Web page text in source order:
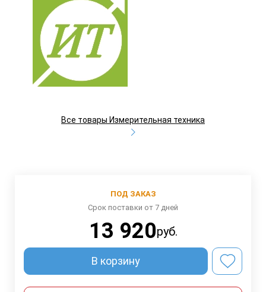
Все товары Измерительная техника
ПОД ЗАКАЗ
Срок поставки от 7 дней
13 920руб.
В корзину